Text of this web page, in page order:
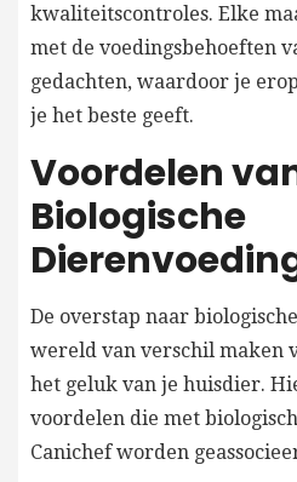
kwaliteitscontroles. Elke
met de voedingsbehoeften
gedachten, waardoor je
je het beste geeft.
Voordelen
Biologische
De overstap naar
wereld van verschil maken
het geluk van je huisdier.
voordelen die met
Canichef worden